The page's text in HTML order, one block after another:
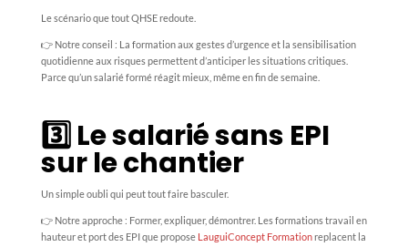
Le scénario que tout QHSE redoute.
👉 Notre conseil : La formation aux gestes d’urgence et la sensibilisation
quotidienne aux risques permettent d’anticiper les situations critiques.
Parce qu’un salarié formé réagit mieux, même en fin de semaine.
3️⃣ Le salarié sans EPI
sur le chantier
Un simple oubli qui peut tout faire basculer.
👉 Notre approche : Former, expliquer, démontrer. Les formations travail en
hauteur et port des EPI que propose LauguiConcept Formationreplacent la